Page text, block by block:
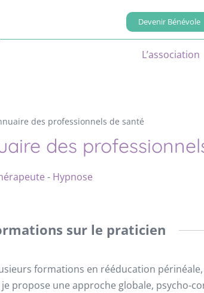
Devenir Bénévole
L’association
des professionnels de santé
des
- Hypnose
sur le praticien
formations en rééducation
propose une approche globale, psycho-